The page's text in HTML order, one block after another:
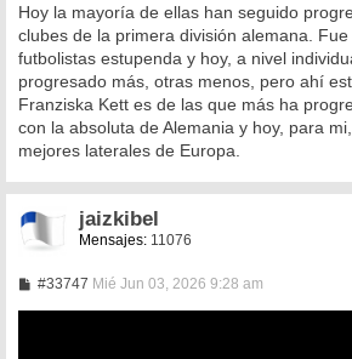
Hoy la mayoría de ellas han seguido
clubes de la primera división alemana.
futbolistas estupenda y hoy, a nivel
progresado más, otras menos, pero ahí
Franziska Kett es de las que más ha
con la absoluta de Alemania y hoy, para
mejores laterales de Europa.
jaizkibel
Mensajes: 11076
#33747M
n
Mié Jun 03, 2026 9:28 am